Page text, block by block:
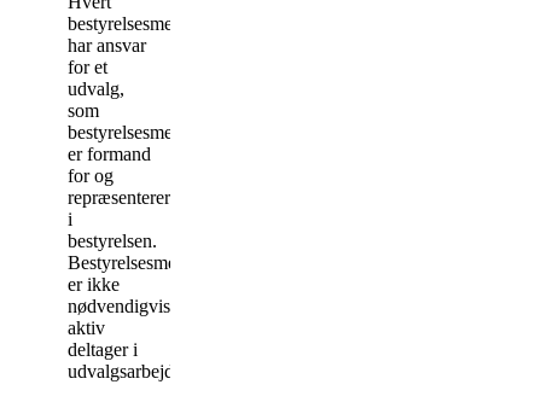
bestyrelsesmedlem
har ansvar
for et
udvalg,
som
bestyrelsesmedlemmet
er formand
for og
repræsenterer
i
bestyrelsen.
Bestyrelsesmedlemmet
er ikke
nødvendigvis
aktiv
deltager i
udvalgsarbejdet.